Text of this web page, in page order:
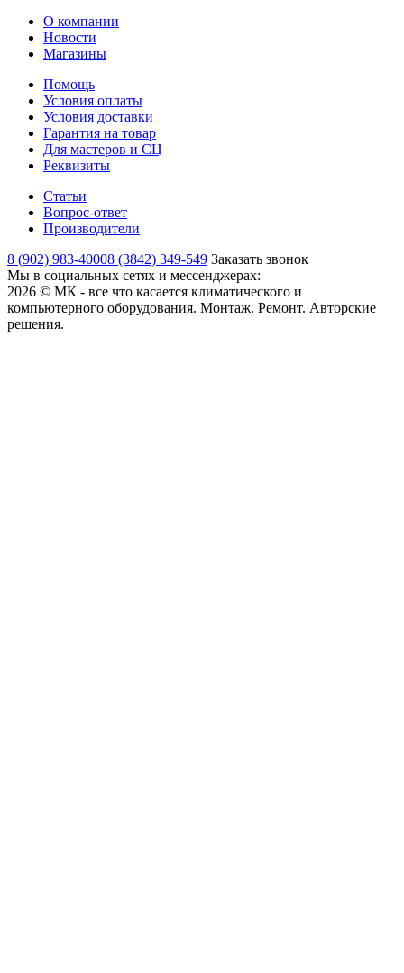
О компании
Новости
Магазины
Помощь
Условия оплаты
Условия доставки
Гарантия на товар
Для мастеров и СЦ
Реквизиты
Статьи
Вопрос-ответ
Производители
8 (902) 983-40008 (3842) 349-549 Заказать звонок
Мы в социальных сетях и мессенджерах:
2026 © МК - все что касается климатического и
компьютерного оборудования. Монтаж. Ремонт. Авторские
решения.